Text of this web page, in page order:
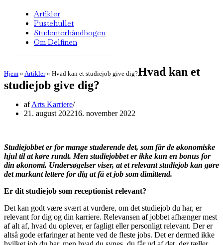
Artikler
Pustehullet
Studenterhåndbogen
Om Delfinen
Hjem » Artikler» Hvad kan et studiejob give dig?Hvad kan et
studiejob give dig?
afArts Karriere
21. august 202216. november 2022
Studiejobbet er for mange studerende det, som får de økonomiske
hjul til at køre rundt. Men studiejobbet er ikke kun en bonus for
din økonomi. Undersøgelser viser, at et relevant studiejob kan gøre
det markant lettere for dig at få et job som dimittend.
Er dit studiejob som receptionist relevant?
Det kan godt være svært at vurdere, om det studiejob du har, er
relevant for dig og din karriere. Relevansen af jobbet afhænger mest
af alt af, hvad du oplever, er fagligt eller personligt relevant. Der er
altså gode erfaringer at hente ved de fleste jobs. Det er dermed ikke